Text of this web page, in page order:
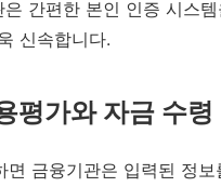
간편한 본인 인증 시스
신속합니다.
평가와 자금 수령
면 금융기관은 입력된 정보